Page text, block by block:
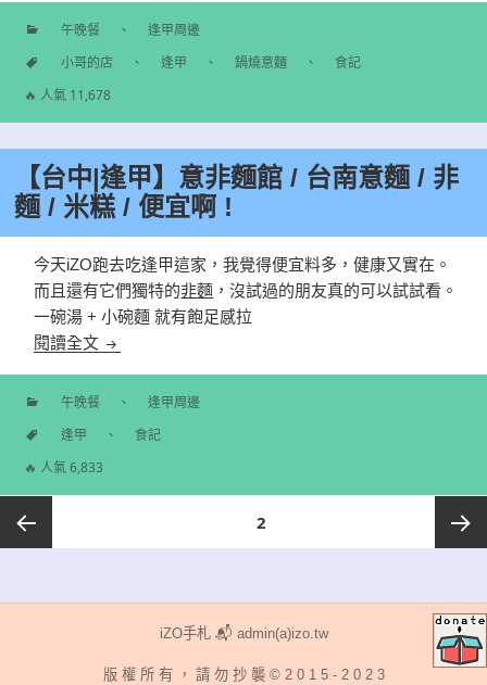
分
午晚餐 、 逢甲周邊
標
小哥的店 、 逢甲 、 鍋燒意麵 、
食記
🔥 人氣 11,678
【台中|逢甲】意非麵館 / 台南意麵 / 非
麵 / 米糕 / 便宜啊 !
今天iZO跑去吃逢甲這家，我覺得便宜料多，健康又實在。
而且還有它們獨特的非麵 ，沒試過的朋友真的可以試試看。
一碗湯 + 小碗麵 就有飽足感拉
閱讀全文 【台中|逢甲】意非麵館 / 台南意麵 / 非麵 / 米糕 / 便
分
午晚餐 、 逢甲周邊
標
逢甲 、
食記
🔥 人氣 6,833
頁次2
iZO手札 📬 admin(a)izo.tw
版 權 所 有 ， 請 勿 抄 襲 © 2 0 1 5 - 2 0 2 3